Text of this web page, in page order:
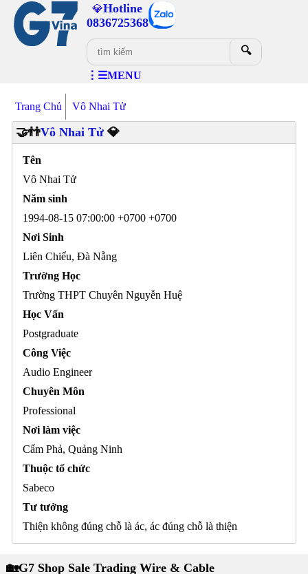
💎Hotline
0836725368
🔍
⋮☰MENU
Trang Chủ Vô Nhai Tử
🤝👬Vô Nhai Tử💎
Tên
Vô Nhai Tử
Năm sinh
1994-08-15 07:00:00 +0700 +0700
Nơi Sinh
Liên Chiểu, Đà Nẵng
Trường Học
Trường THPT Chuyên Nguyễn Huệ
Học Vấn
Postgraduate
Công Việc
Audio Engineer
Chuyên Môn
Professional
Nơi làm việc
Cẩm Phả, Quảng Ninh
Thuộc tổ chức
Sabeco
Tư tưởng
Thiện không đúng chỗ là ác, ác đúng chỗ là thiện
🏡G7 Shop Sale Trading Wire & Cable